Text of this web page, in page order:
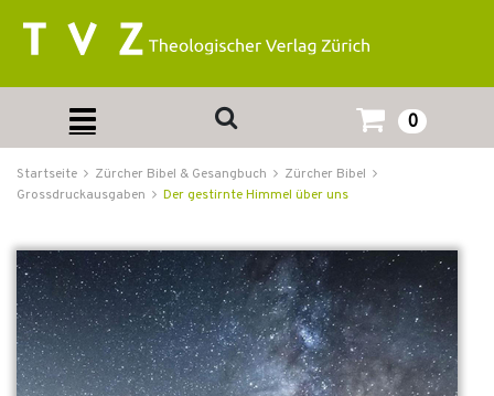
0
Startseite Zürcher Bibel & Gesangbuch
Zürcher Bibel
Grossdruckausgaben
Der gestirnte Himmel über uns